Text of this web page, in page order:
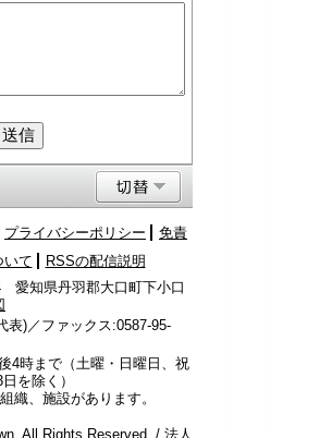
プライバシーポリシー
免責
いて
RSSの配信説明
知県丹羽郡大口町下小口
表)／ファックス:0587-95-
4時まで（土曜・日曜日、祝
を除く）
織、施設があります。
All Rights Reserved. / 法人